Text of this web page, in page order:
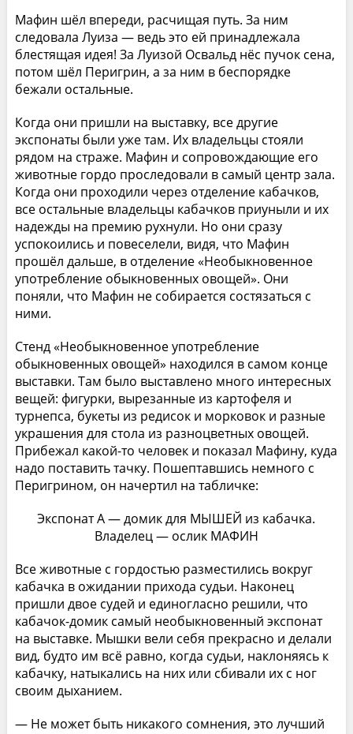
Мафин шёл впереди, расчищая путь. За ним
следовала Луиза — ведь это ей принадлежала
блестящая идея! За Луизой Освальд нёс пучок сена,
потом шёл Перигрин, а за ним в беспорядке
бежали остальные.
Когда они пришли на выставку, все другие
экспонаты были уже там. Их владельцы стояли
рядом на страже. Мафин и сопровождающие его
животные гордо проследовали в самый центр зала.
Когда они проходили через отделение кабачков,
все остальные владельцы кабачков приуныли и их
надежды на премию рухнули. Но они сразу
успокоились и повеселели, видя, что Мафин
прошёл дальше, в отделение «Необыкновенное
употребление обыкновенных овощей». Они
поняли, что Мафин не собирается состязаться с
ними.
Стенд «Необыкновенное употребление
обыкновенных овощей» находился в самом конце
выставки. Там было выставлено много интересных
вещей: фигурки, вырезанные из картофеля и
турнепса, букеты из редисок и морковок и разные
украшения для стола из разноцветных овощей.
Прибежал какой-то человек и показал Мафину, куда
надо поставить тачку. Пошептавшись немного с
Перигрином, он начертил на табличке:
Экспонат А — домик для МЫШЕЙ из кабачка.
Владелец — ослик МАФИН
Все животные с гордостью разместились вокруг
кабачка в ожидании прихода судьи. Наконец
пришли двое судей и единогласно решили, что
кабачок-домик самый необыкновенный экспонат
на выставке. Мышки вели себя прекрасно и делали
вид, будто им всё равно, когда судьи, наклоняясь к
кабачку, натыкались на них или сбивали их с ног
своим дыханием.
— Не может быть никакого сомнения, это лучший